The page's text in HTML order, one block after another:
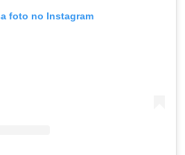
foto no Instagram